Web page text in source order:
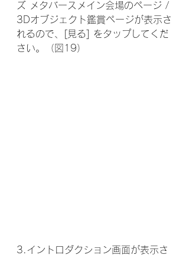
ズ メタバースメイン会場のページ /
3Dオブジェクト鑑賞ページが表示さ
れるので、[見る] をタップしてくだ
さい。（図19）
3.イントロダクション画面が表示さ